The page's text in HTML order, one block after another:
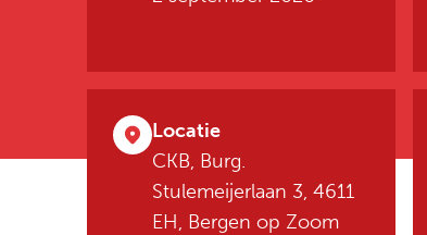
Locatie
CKB, Burg.
Stulemeijerlaan 3, 4611
EH, Bergen op Zoom